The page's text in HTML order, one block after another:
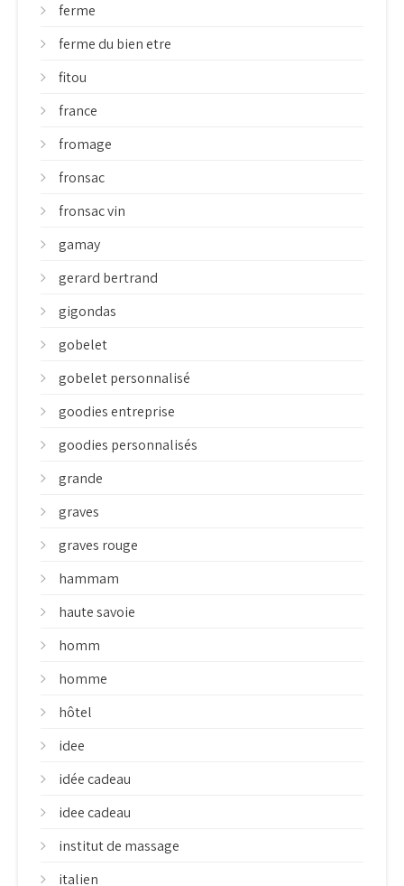
ferme
ferme du bien etre
fitou
france
fromage
fronsac
fronsac vin
gamay
gerard bertrand
gigondas
gobelet
gobelet personnalisé
goodies entreprise
goodies personnalisés
grande
graves
graves rouge
hammam
haute savoie
homm
homme
hôtel
idee
idée cadeau
idee cadeau
institut de massage
italien